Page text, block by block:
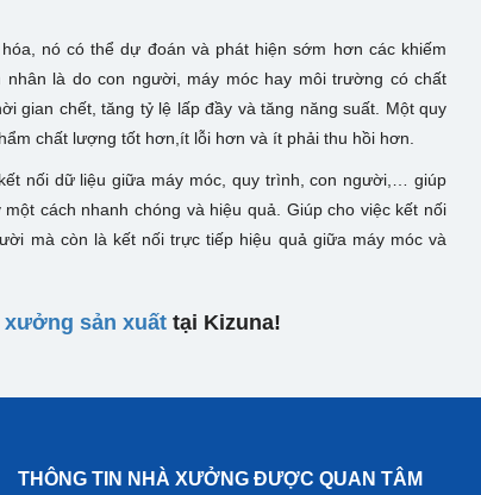
nó có thể dự đoán và phát hiện sớm hơn các khiếm
là do con người, máy móc hay môi trường có chất
gian chết, tăng tỷ lệ lấp đầy và tăng năng suất. Một quy
chất lượng tốt hơn,ít lỗi hơn và ít phải thu hồi hơn.
nối dữ liệu giữa máy móc, quy trình, con người,… giúp
cách nhanh chóng và hiệu quả. Giúp cho việc kết nối
mà còn là kết nối trực tiếp hiệu quả giữa máy móc và
xưởng sản xuất tại Kizuna!
THÔNG TIN NHÀ XƯỞNG ĐƯỢC QUAN TÂM